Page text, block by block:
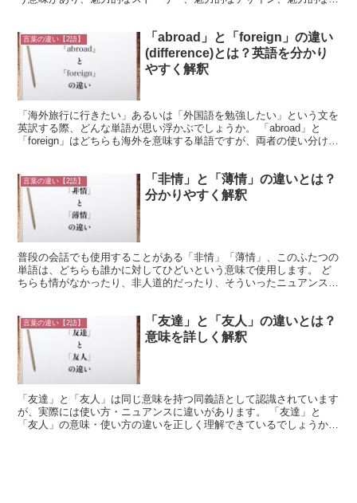
言葉の違い【2語】
「abroad」と「foreign」の違い
(difference)とは？英語を分かり
やすく解釈
「海外旅行に行きたい」あるいは「外国語を勉強したい」という文を
英訳する際、どんな単語が思い浮かぶでしょうか。 「abroad」と
「foreign」はどちらも海外を意味する単語ですが、両者の使い分けに
言葉の違い【2語】
「非情」と「薄情」の違いとは？
分かりやすく解釈
普段の会話でも使用することがある「非情」「薄情」、このふたつの
単語は、どちらも誰かに対してひどいという意味で使用します。 ど
ちらも情がなかったり、非人道的だったり、そういったニュアンスで
言葉の違い【2語】
「友達」と「友人」の違いとは？
意味を詳しく解釈
「友達」と「友人」は同じ意味を持つ同義語として認識されています
が、実際には使い方・ニュアンスに違いがあります。 「友達」と
「友人」の意味・使い方の違いを正しく理解できているでしょうか?